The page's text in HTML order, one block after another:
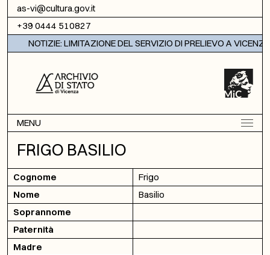
Vai al contenuto
as-vi@cultura.gov.it
+39 0444 510827
NOTIZIE: LIMITAZIONE DEL SERVIZIO DI PRELIEVO A VICENZA
MENU
FRIGO BASILIO
Cognome
Frigo
Nome
Basilio
Soprannome
Paternità
Madre